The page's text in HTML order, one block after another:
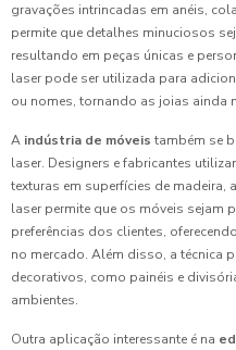
gravações intrincadas em anéis,
permite que detalhes minuciosos
resultando em peças únicas e
laser pode ser utilizada para
ou nomes, tornando as joias ainda
A indústria de móveis também se
laser. Designers e fabricantes
texturas em superfícies de madeira,
laser permite que os móveis sejam
preferências dos clientes,
no mercado. Além disso, a técnica
decorativos, como painéis e
ambientes.
Outra aplicação interessante é na